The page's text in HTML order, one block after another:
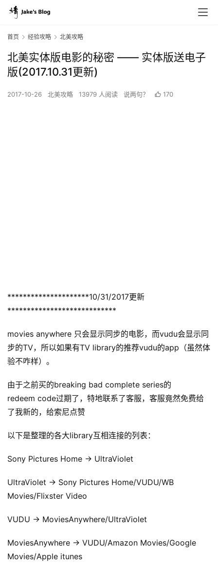
首页 经验攻略 北美攻略
北美实体版电影的秘密 —— 实体版送电子
版(2017.10.31更新)
2017-10-26 北美攻略 13979 人阅读 说两句？ 170
*********************10/31/2017更新
****************************
movies anywhere 只会显示同步的电影，而vudu会显示同
步的TV，所以如果有TV library的推荐vudu的app（虽然体
验不咋样）。
由于之前买的breaking bad complete series的
redeem code过期了，特地联系了客服，客服竟然免费给
了我新的，给索尼点赞
以下是整理的各大library互相连接的列表：
Sony Pictures Home -> UltraViolet
UltraViolet -> Sony Pictures Home/VUDU/WB
Movies/Flixster Video
VUDU -> MoviesAnywhere/UltraViolet
MoviesAnywhere -> VUDU/Amazon Movies/Google
Movies/Apple itunes